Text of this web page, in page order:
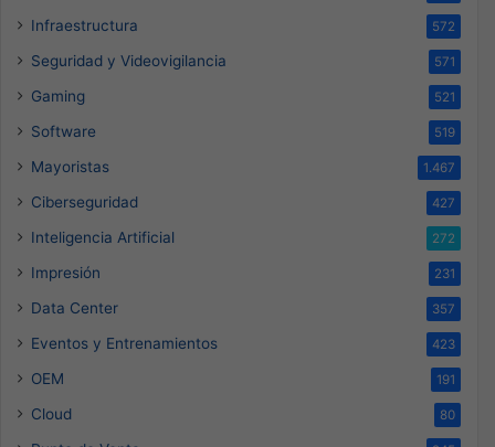
Infraestructura 572
Seguridad y Videovigilancia 571
Gaming 521
Software 519
Mayoristas 1.467
Ciberseguridad 427
Inteligencia Artificial 272
Impresión 231
Data Center 357
Eventos y Entrenamientos 423
OEM 191
Cloud 80